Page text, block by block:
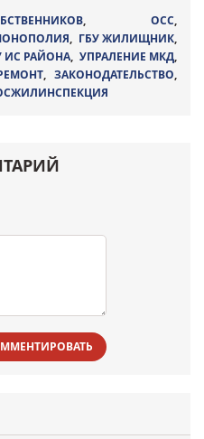
, ОСС,
, ГБУ ЖИЛИЩНИК,
ИС РАЙОНА, УПРАЛЕНИЕ МКД,
, ЗАКОНОДАТЕЛЬСТВО,